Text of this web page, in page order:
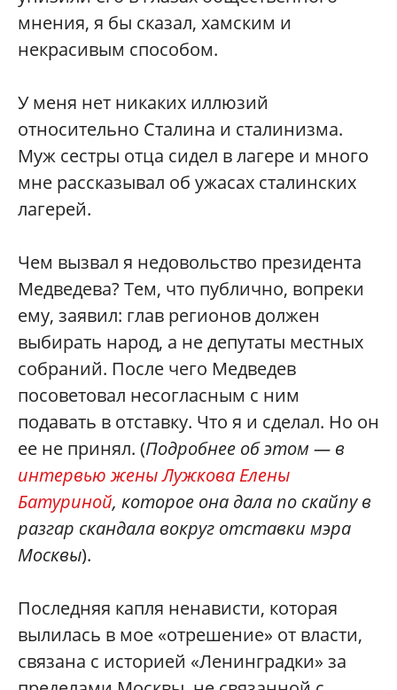
мнения, я бы сказал, хамским и
некрасивым способом.
У меня нет никаких иллюзий
относительно Сталина и сталинизма.
Муж сестры отца сидел в лагере и много
мне рассказывал об ужасах сталинских
лагерей.
Чем вызвал я недовольство президента
Медведева? Тем, что публично, вопреки
ему, заявил: глав регионов должен
выбирать народ, а не депутаты местных
собраний. После чего Медведев
посоветовал несогласным с ним
подавать в отставку. Что я и сделал. Но он
ее не принял. (Подробнее об этом — в
интервью жены Лужкова Елены
Батуриной, которое она дала по скайпу в
разгар скандала вокруг отставки мэра
Москвы).
Последняя капля ненависти, которая
вылилась в мое «отрешение» от власти,
связана с историей «Ленинградки» за